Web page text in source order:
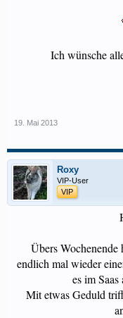
Ich wünsche
19. Mai 2013
Roxy
VIP-User
VIP
Übers
endlich mal wieder
es im
Mit etwas Geduld